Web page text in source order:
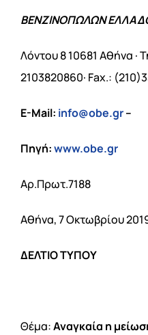
ΒΕΝΖΙΝΟΠΩΛΩΝ
Λόντου 8 10681 Αθήνα ·
2103820860· Fax.:
E-Mail: info@obe.gr–
Πηγή:www.obe.gr
Αρ.Πρωτ.7188
Αθήνα, 7 Οκτωβρίου
ΔΕΛΤΙΟ ΤΥΠΟΥ
Θέμα:Αναγκαία η